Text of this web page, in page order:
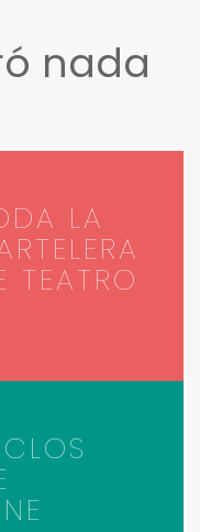
nada
LA
TEATRO